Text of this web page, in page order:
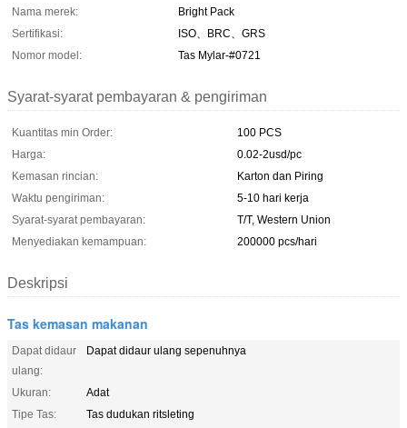
Nama merek:
Bright Pack
Sertifikasi:
ISO、BRC、GRS
Nomor model:
Tas Mylar-#0721
Syarat-syarat pembayaran & pengiriman
Kuantitas min Order:
100 PCS
Harga:
0.02-2usd/pc
Kemasan rincian:
Karton dan Piring
Waktu pengiriman:
5-10 hari kerja
Syarat-syarat pembayaran:
T/T, Western Union
Menyediakan kemampuan:
200000 pcs/hari
Deskripsi
Tas kemasan makanan
Dapat didaur
ulang:
Dapat didaur ulang sepenuhnya
Ukuran:
Adat
Tipe Tas:
Tas dudukan ritsleting